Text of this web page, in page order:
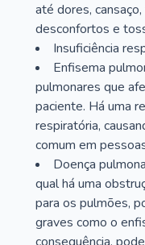
até dores,
desconfortos e
Insuficiência
Enfisema
pulmonares que
paciente. Há uma
respiratória,
comum em
Doença
qual há uma
para os pulmões,
graves como o